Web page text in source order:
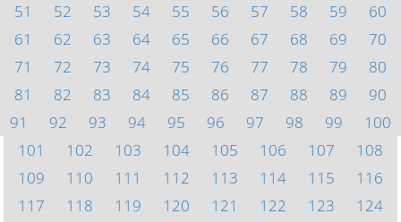
51
52 53 54 55 56 57 58 59
60
61
62 63 64 65 66 67 68 69
70
71
72 73 74 75 76 77 78 79
80
81
82 83 84 85 86 87 88 89
90
91
92 93 94 95 96 97 98 99
100
101
102 103 104 105 106 107
108
109
110 111 112 113 114 115
116
117
118 119 120 121 122 123
124